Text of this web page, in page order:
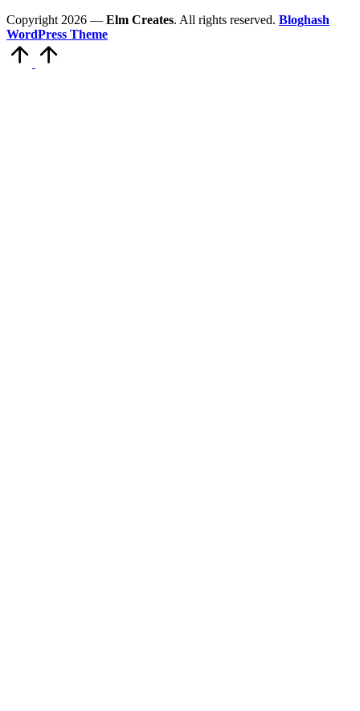
Copyright 2026 — Elm Creates. All rights reserved. Bloghash
WordPress Theme